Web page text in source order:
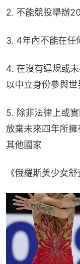
2. 不能競投舉辦
3. 4年內不能在任
4. 在沒有違規或
以中立身份參與世
5. 除非法律上或
放棄未來四年所
其他國家
《俄羅斯美少女